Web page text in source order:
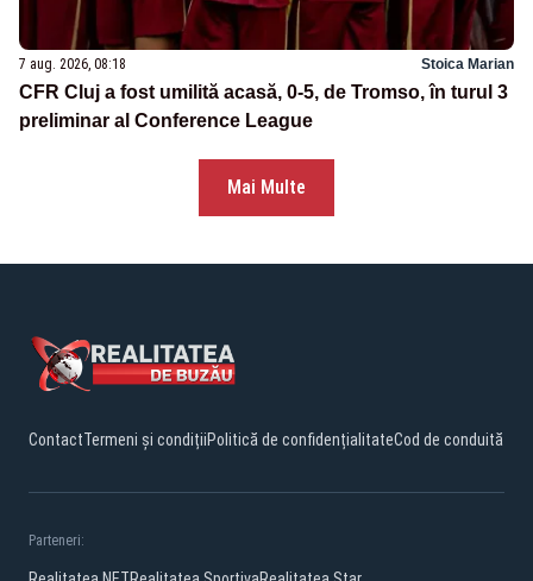
7 aug. 2026, 08:18 Stoica Marian
CFR Cluj a fost umilită acasă, 0-5, de Tromso, în turul 3
preliminar al Conference League
Mai Multe
ContactTermeni și condițiiPolitică de confidențialitateCod de conduită
Parteneri: